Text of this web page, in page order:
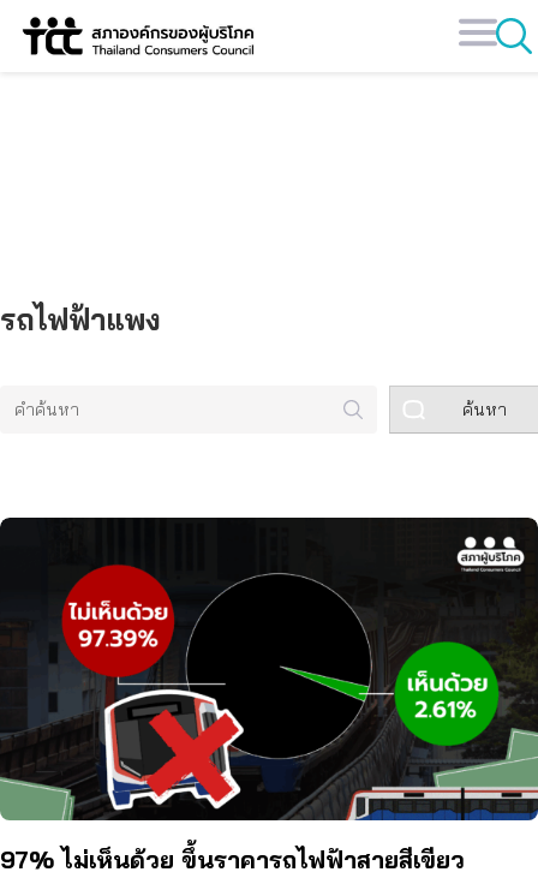
Skip
รถไฟฟ้าแพง
ค้นหา
97% ไม่เห็นด้วย ขึ้นราคารถไฟฟ้าสายสีเขียว